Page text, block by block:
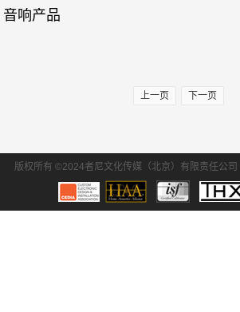
30万-50万
waterfall/飞瀑
音响产品
上一页 下一页
版权所有 ©2024者尼文化传媒（北京）有限责任公司